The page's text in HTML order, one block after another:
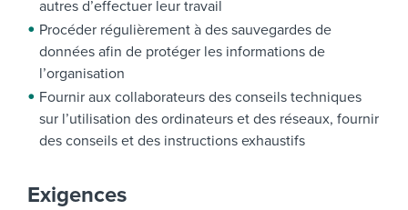
autres d’effectuer leur travail
Procéder régulièrement à des sauvegardes de
données afin de protéger les informations de
l’organisation
Fournir aux collaborateurs des conseils techniques
sur l’utilisation des ordinateurs et des réseaux, fournir
des conseils et des instructions exhaustifs
Exigences